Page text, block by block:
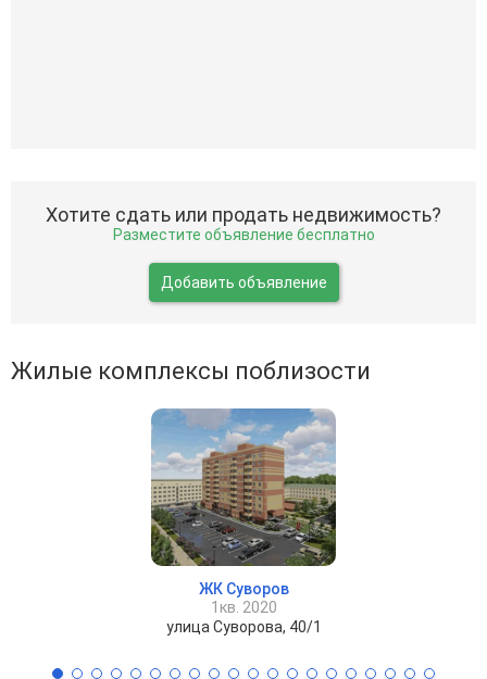
Хотите сдать или продать недвижимость?
Разместите объявление бесплатно
Добавить объявление
Жилые комплексы поблизости
ЖК Суворов
1кв. 2020
улица Суворова, 40/1